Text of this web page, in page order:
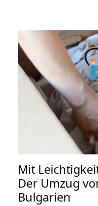
Mit
Der Umzug
Bulgarien